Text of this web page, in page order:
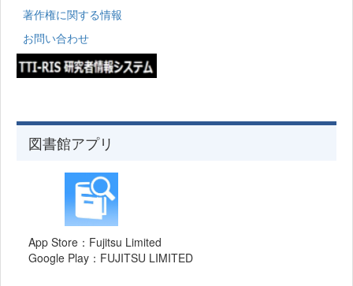
著作権に関する情報
お問い合わせ
図書館アプリ
App Store：Fujitsu Limited
Google Play：FUJITSU LIMITED